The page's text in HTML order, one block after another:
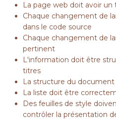
La page web doit avoir un
Chaque changement de
dans le code source
Chaque changement de
pertinent
L'information doit être
titres
La structure du
La liste doit être
Des feuilles de style
contrôler la présentation